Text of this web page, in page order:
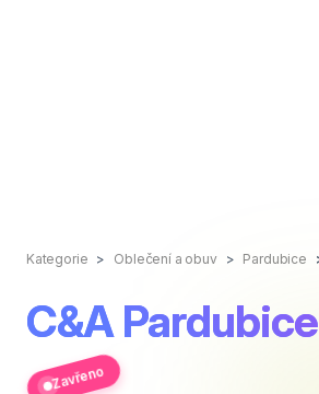
Kategorie Oblečení a obuv Pardubice
C&A Pardubice
Zavřeno